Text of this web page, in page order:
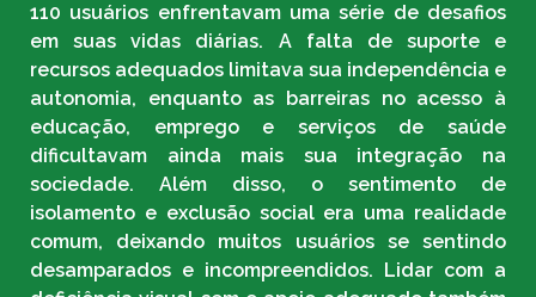
110 usuários enfrentavam uma série de desafios
em suas vidas diárias. A falta de suporte e
recursos adequados limitava sua independência e
autonomia, enquanto as barreiras no acesso à
educação, emprego e serviços de saúde
dificultavam ainda mais sua integração na
sociedade. Além disso, o sentimento de
isolamento e exclusão social era uma realidade
comum, deixando muitos usuários se sentindo
desamparados e incompreendidos. Lidar com a